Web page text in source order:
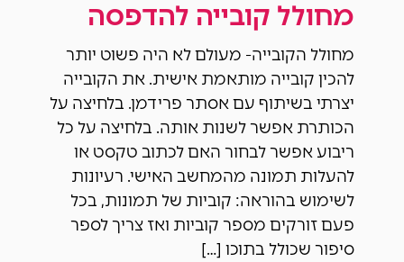
מחולל קובייה להדפסה
מחולל הקובייה- מעולם לא היה פשוט יותר
להכין קובייה מותאמת אישית. את הקובייה
יצרתי בשיתוף עם אסתר פרידמן. בלחיצה על
הכותרת אפשר לשנות אותה. בלחיצה על כל
ריבוע אפשר לבחור האם לכתוב טקסט או
להעלות תמונה מהמחשב האישי. רעיונות
לשימוש בהוראה: קוביות של תמונות, בכל
פעם זורקים מספר קוביות ואז צריך לספר
סיפור שכולל בתוכו […]